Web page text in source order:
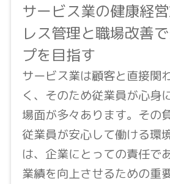
サービス業の健康経
レス管理と職場改善
プを目指す
サービス業は顧客と直接関
く、そのため従業員が心身
場面が多々あります。その
従業員が安心して働ける環
は、企業にとっての責任で
業績を向上させるための重